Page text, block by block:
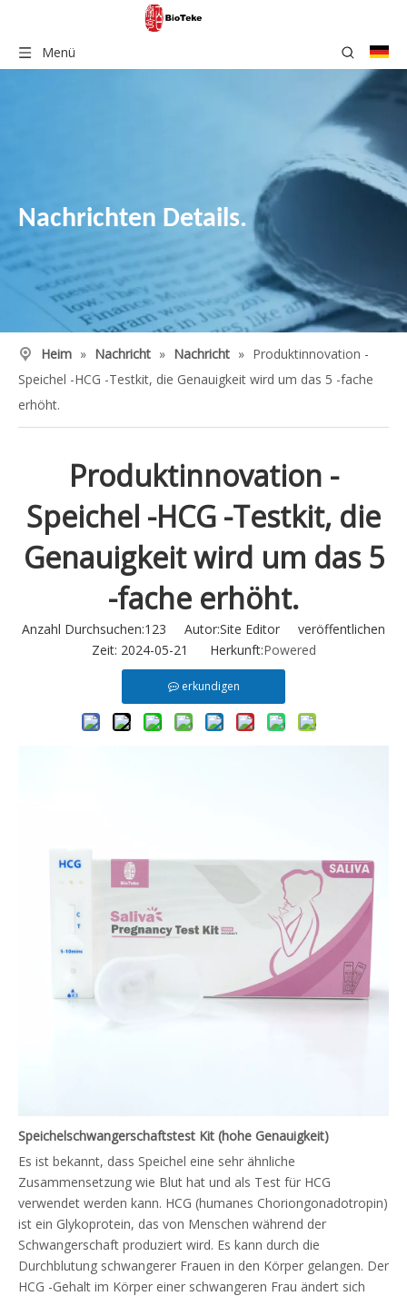
Menü
Nachrichten Details.
Heim » Nachricht » Nachricht » Produktinnovation -
Speichel -HCG -Testkit, die Genauigkeit wird um das 5 -fache
erhöht.
Produktinnovation -
Speichel -HCG -Testkit, die
Genauigkeit wird um das 5
-fache erhöht.
Anzahl Durchsuchen:123 Autor:Site Editor veröffentlichen
Zeit: 2024-05-21 Herkunft:Powered
erkundigen
Speichelschwangerschaftstest Kit (hohe Genauigkeit)
Es ist bekannt, dass Speichel eine sehr ähnliche
Zusammensetzung wie Blut hat und als Test für HCG
verwendet werden kann. HCG (humanes Choriongonadotropin)
ist ein Glykoprotein, das von Menschen während der
Schwangerschaft produziert wird. Es kann durch die
Durchblutung schwangerer Frauen in den Körper gelangen. Der
HCG -Gehalt im Körper einer schwangeren Frau ändert sich